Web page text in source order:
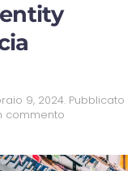
9, 2024. Pubblicato
commento